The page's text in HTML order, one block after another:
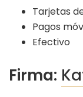
Tarjetas
Pagos
Efectivo
Firma: